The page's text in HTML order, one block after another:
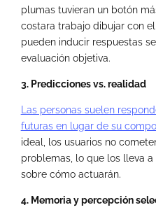
plumas tuvieran un botón
costara trabajo dibujar con
pueden inducir respuestas
evaluación objetiva.
3. Predicciones vs. realidad
Las personas suelen
futuras en lugar de su
ideal, los usuarios no
problemas, lo que los lleva
sobre cómo actuarán.
4. Memoria y percepción